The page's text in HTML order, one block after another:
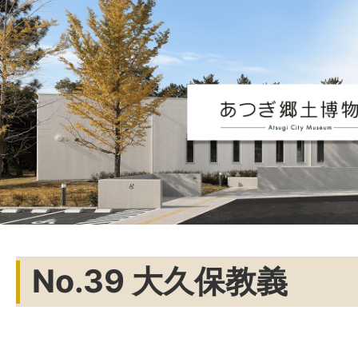
No.39 大久保教義